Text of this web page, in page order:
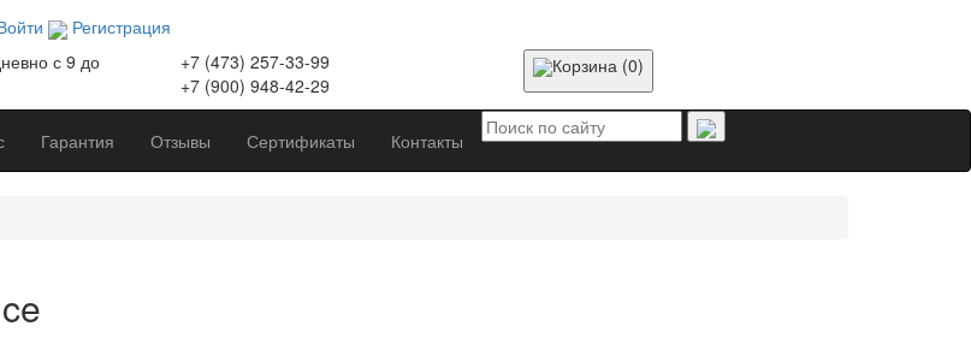
Регистрация
с 9 до
+7 (473) 257-33-99
+7 (900) 948-42-29
Корзина (0)
Гарантия Отзывы Сертификаты Контакты